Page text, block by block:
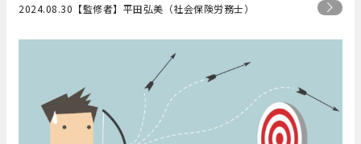
2024.08.30 【監修者】平田弘美（社会保険労務士）